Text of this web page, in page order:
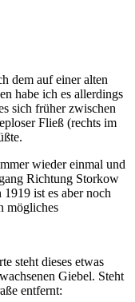
dem auf einer alten
habe ich es allerdings
sich früher zwischen
Fließ (rechts im
wieder einmal und
Richtung Storkow
ist es aber noch
mögliches
steht dieses etwas
Giebel. Steht
entfernt: